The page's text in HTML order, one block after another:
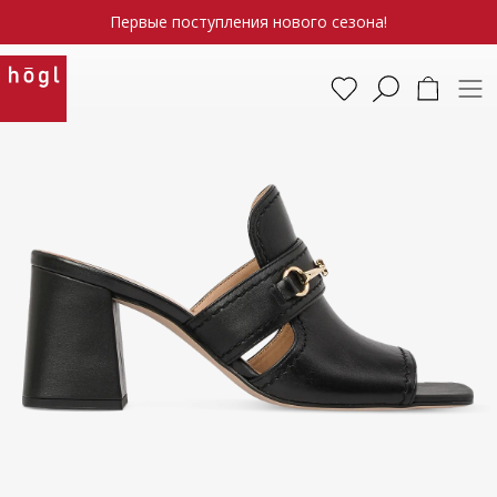
Первые поступления нового сезона!